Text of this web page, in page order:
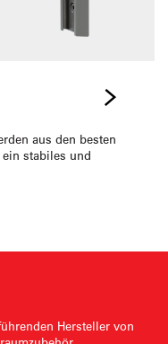
aus den besten
stabiles und
Hersteller von